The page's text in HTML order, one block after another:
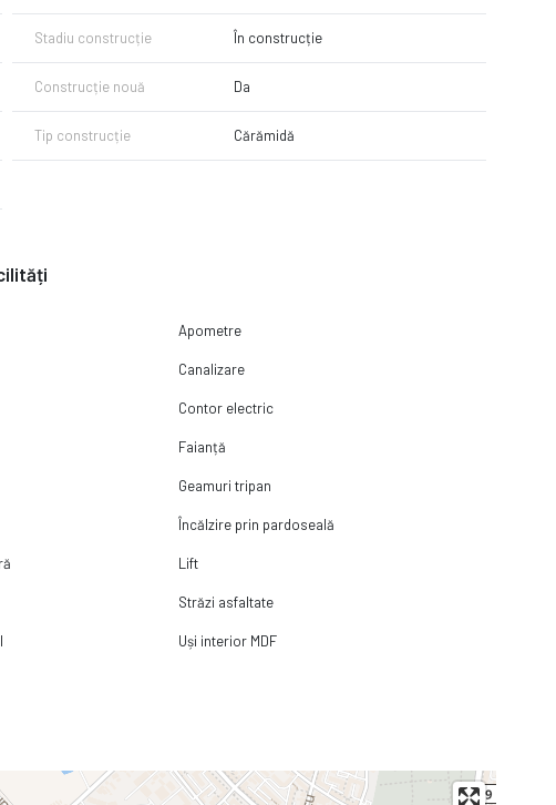
vei avea mai putine griji si vei beneficia de consultanta imobiliara,
Stadiu construcție În construcție
Construcție nouă Da
Tip construcție Cărămidă
Apometre
Canalizare
Contor electric
Faianță
Geamuri tripan
Încălzire prin pardoseală
Lift
Străzi asfaltate
Uși interior MDF